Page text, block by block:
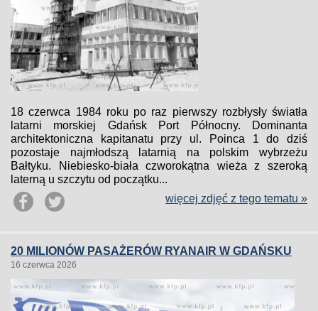
18 czerwca 1984 roku po raz pierwszy rozbłysły światła
latarni morskiej Gdańsk Port Północny. Dominanta
architektoniczna kapitanatu przy ul. Poinca 1 do dziś
pozostaje najmłodszą latarnią na polskim wybrzeżu
Bałtyku. Niebiesko-biała czworokątna wieża z szeroką
laterną u szczytu od początku...
więcej zdjęć z tego tematu »
20 MILIONÓW PASAŻERÓW RYANAIR W GDAŃSKU
16 czerwca 2026